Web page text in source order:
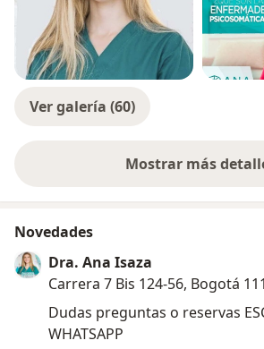
Ver galería (60)
Mostrar mássobre la
Novedades
Dra. Ana Isaza
Carrera 7 Bis 124-56, Bogotá
Dudas preguntas o reservas
WHATSAPP